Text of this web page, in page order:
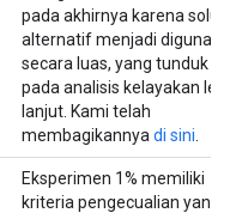
pada akhirnya karena solusi
alternatif menjadi
secara luas, yang tunduk
pada analisis kelayakan
lanjut. Kami telah
membagikannya di sini
Eksperimen 1% memiliki
kriteria pengecualian yang